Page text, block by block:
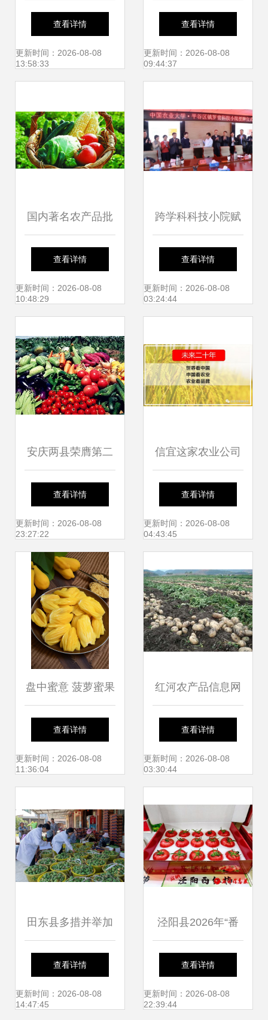
产品卖难——访农
业农村部市场经济
查看详情
更新时间：2026-08-08
13:58:33
可能您忽视了这些
爆款技巧！
查看详情
更新时间：2026-08-08
09:44:37
国内著名农产品批
发市场大盘点 汇聚
水土，流淌烟火气
查看详情
更新时间：2026-08-08
10:48:29
跨学科科技小院赋
能乡村振兴 中国农
业大学人发学院与
农产品创新发展新
高地
查看详情
更新时间：2026-08-08
03:24:44
安庆两县荣膺第二
批安徽省农产品质
量安全县，现代农
业发展再上新台阶
查看详情
更新时间：2026-08-08
23:27:22
信宜这家农业公司
拿到4个商标证 农
产品打造品牌的八
查看详情
更新时间：2026-08-08
04:43:45
盘中蜜意 菠萝蜜果
肉的写生密码
查看详情
更新时间：2026-08-08
11:36:04
红河农产品信息网
连接乡村田野与城
市餐桌的绿色纽带
查看详情
更新时间：2026-08-08
03:30:44
田东县多措并举加
大农产品抽检力
度，全力守护群
查看详情
更新时间：2026-08-08
14:47:45
泾阳县2026年“番
茄领鲜 陕亮生
活”农产品产销对接
查看详情
更新时间：2026-08-08
22:39:44